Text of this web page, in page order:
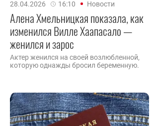
28.04.2026 16:10 Новости
Алена Хмельницкая показала, как
изменился Вилле Хаапасало —
женился и зарос
Актер женился на своей возлюбленной,
которую однажды бросил беременную.